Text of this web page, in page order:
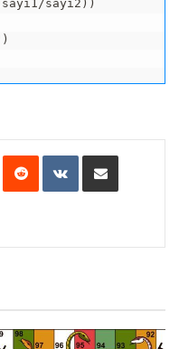
sayi2))
Reddit VKontakteE-Posta ile paylaş